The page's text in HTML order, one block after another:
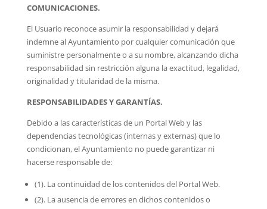
COMUNICACIONES.
El Usuario reconoce asumir la responsabilidad y dejará
indemne al Ayuntamiento por cualquier comunicación que
suministre personalmente o a su nombre, alcanzando dicha
responsabilidad sin restricción alguna la exactitud, legalidad,
originalidad y titularidad de la misma.
RESPONSABILIDADES Y GARANTÍAS.
Debido a las características de un Portal Web y las
dependencias tecnológicas (internas y externas) que lo
condicionan, el Ayuntamiento no puede garantizar ni
hacerse responsable de:
(1). La continuidad de los contenidos del Portal Web.
(2). La ausencia de errores en dichos contenidos o